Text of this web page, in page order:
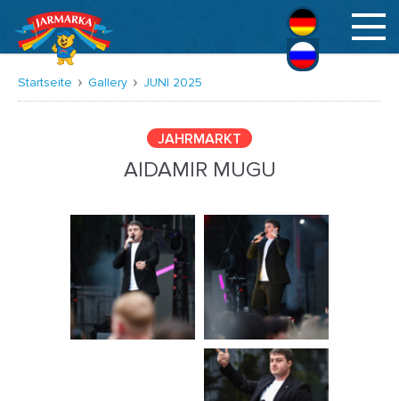
Deutsch
Русский
Startseite Gallery JUNI 2025
JAHRMARKT
AIDAMIR MUGU